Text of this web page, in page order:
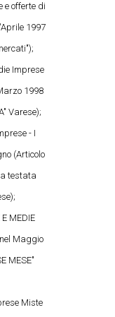
e offerte di
1997
Imprese
1998
Varese);
- I
(Articolo
testata
MEDIE
Maggio
MESE"
Miste